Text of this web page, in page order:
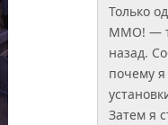
Только
ММО! —
назад.
почему
Затем я